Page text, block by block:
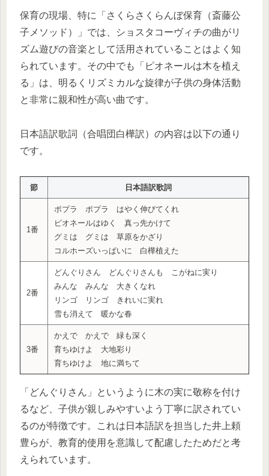
保育の現場、特に「さくらさくらんぼ保育（斎藤公
子メソッド）」では、ショスタコーヴィチの曲がリ
ズム遊びの音楽として活用されていることはよく知
られています。その中でも「ピオネールは木を植え
る」は、明るくリズミカルな旋律が子供の身体活動
と非常に親和性が高い曲です。
日本語訳歌詞（合唱団白樺訳）の内容は以下の通り
です。
節 日本語訳歌詞
1番
ポプラ ポプラ はやく伸びてくれ
ピオネールはゆく 真っ先かけて
グミは グミは 草原をかざり
コルホーズいっぱいに 白樺植えた
2番
どんぐりさん どんぐりさんも こがねに実り
みんな みんな 大きくなれ
リンゴ リンゴ きれいに実れ
雪も消えて 暖かな春
3番
かえで かえで 緑も深く
育ちゆけよ 大地彩り
育ちゆけよ 地に満ちて
「どんぐりさん」というように木の実に敬称を付け
るなど、子供が親しみやすいよう丁寧に訳されてい
るのが特徴です。これは日本語訳を担当した井上頼
豊らが、教育的使用を意識して配慮したためだと考
えられています。